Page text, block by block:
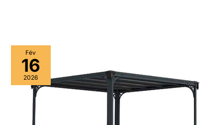
Fév
16
2026